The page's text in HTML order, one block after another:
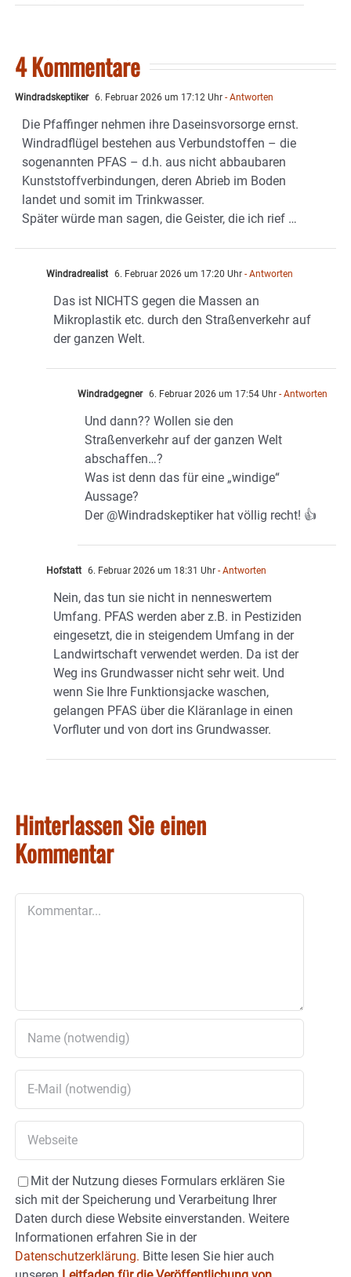
4 Kommentare
Windradskeptiker 6. Februar 2026 um 17:12 Uhr - Antworten
Die Pfaffinger nehmen ihre Daseinsvorsorge ernst.
Windradflügel bestehen aus Verbundstoffen – die
sogenannten PFAS – d.h. aus nicht abbaubaren
Kunststoffverbindungen, deren Abrieb im Boden
landet und somit im Trinkwasser.
Später würde man sagen, die Geister, die ich rief …
Windradrealist 6. Februar 2026 um 17:20 Uhr - Antworten
Das ist NICHTS gegen die Massen an
Mikroplastik etc. durch den Straßenverkehr auf
der ganzen Welt.
Windradgegner 6. Februar 2026 um 17:54 Uhr - Antworten
Und dann?? Wollen sie den
Straßenverkehr auf der ganzen Welt
abschaffen…?
Was ist denn das für eine „windige“
Aussage?
Der @Windradskeptiker hat völlig recht! 👍
Hofstatt 6. Februar 2026 um 18:31 Uhr - Antworten
Nein, das tun sie nicht in nenneswertem
Umfang. PFAS werden aber z.B. in Pestiziden
eingesetzt, die in steigendem Umfang in der
Landwirtschaft verwendet werden. Da ist der
Weg ins Grundwasser nicht sehr weit. Und
wenn Sie Ihre Funktionsjacke waschen,
gelangen PFAS über die Kläranlage in einen
Vorfluter und von dort ins Grundwasser.
Hinterlassen Sie einen
Kommentar
Mit der Nutzung dieses Formulars erklären Sie
sich mit der Speicherung und Verarbeitung Ihrer
Daten durch diese Website einverstanden. Weitere
Informationen erfahren Sie in der
Datenschutzerklärung. Bitte lesen Sie hier auch